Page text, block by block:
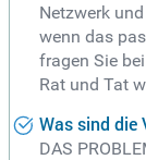
Netzwerk
wenn das
fragen Sie
Rat und Tat
Was sind die
DAS